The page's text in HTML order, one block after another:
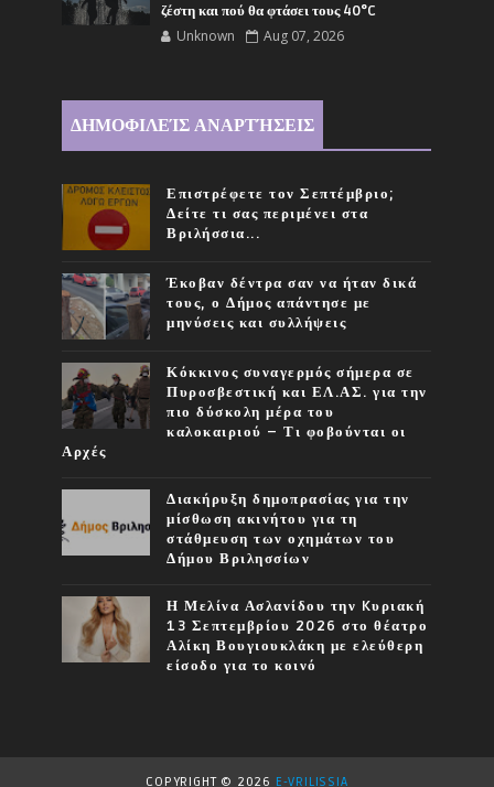
ζέστη και πού θα φτάσει τους 40°C
Unknown Aug 07, 2026
ΔΗΜΟΦΙΛΕΊΣ ΑΝΑΡΤΉΣΕΙΣ
Επιστρέφετε τον Σεπτέμβριο;
Δείτε τι σας περιμένει στα
Βριλήσσια...
Έκοβαν δέντρα σαν να ήταν δικά
τους, ο Δήμος απάντησε με
μηνύσεις και συλλήψεις
Κόκκινος συναγερμός σήμερα σε
Πυροσβεστική και ΕΛ.ΑΣ. για την
πιο δύσκολη μέρα του
καλοκαιριού – Τι φοβούνται οι
Αρχές
Διακήρυξη δημοπρασίας για την
μίσθωση ακινήτου για τη
στάθμευση των οχημάτων του
Δήμου Βριλησσίων
Η Μελίνα Ασλανίδου την Kυριακή
13 Σεπτεμβρίου 2026 στο θέατρο
Αλίκη Βουγιουκλάκη με ελεύθερη
είσοδο για το κοινό
COPYRIGHT © 2026 E-VRILISSIA